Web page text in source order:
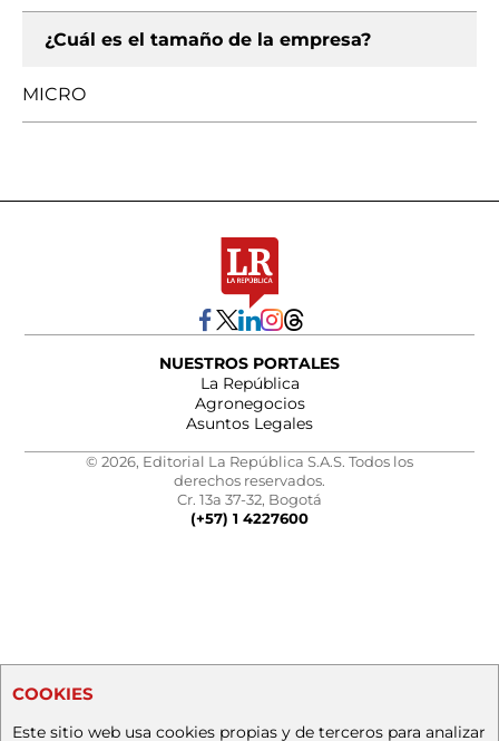
¿Cuál es el tamaño de la empresa?
MICRO
NUESTROS PORTALES
La República
Agronegocios
Asuntos Legales
© 2026, Editorial La República S.A.S. Todos los
derechos reservados.
Cr. 13a 37-32, Bogotá
(+57) 1 4227600
COOKIES
Este sitio web usa cookies propias y de terceros para analizar